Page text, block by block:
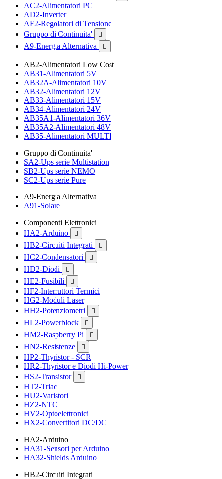
AC2-Alimentatori PC
AD2-Inverter
AF2-Regolatori di Tensione
Gruppo di Continuita'

A9-Energia Alternativa 
AB2-Alimentatori Low Cost
AB31-Alimentatori 5V
AB32A-Alimentatori 10V
AB32-Alimentatori 12V
AB33-Alimentatori 15V
AB34-Alimentatori 24V
AB35A1-Alimentatori 36V
AB35A2-Alimentatori 48V
AB35-Alimentatori MULTI
Gruppo di Continuita'
SA2-Ups serie Multistation
SB2-Ups serie NEMO
SC2-Ups serie Pure
A9-Energia Alternativa
A91-Solare
Componenti Elettronici
HA2-Arduino

HB2-Circuiti Integrati 
HC2-Condensatori 
HD2-Diodi 
HE2-Fusibili 
HF2-Interruttori Termici
HG2-Moduli Laser
HH2-Potenziometri

HL2-Powerblock 
HM2-Raspberry Pi 
HN2-Resistenze 
HP2-Thyristor - SCR
HR2-Thyristor e Diodi Hi-Power
HS2-Transistor

HT2-Triac
HU2-Varistori
HZ2-NTC
HV2-Optoelettronici
HX2-Convertitori DC/DC
HA2-Arduino
HA31-Sensori per Arduino
HA32-Shields Arduino
HB2-Circuiti Integrati